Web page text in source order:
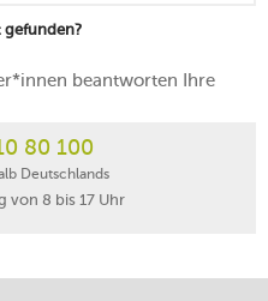
gefunden?
beantworten Ihre
80 100
Deutschlands
von 8 bis 17 Uhr